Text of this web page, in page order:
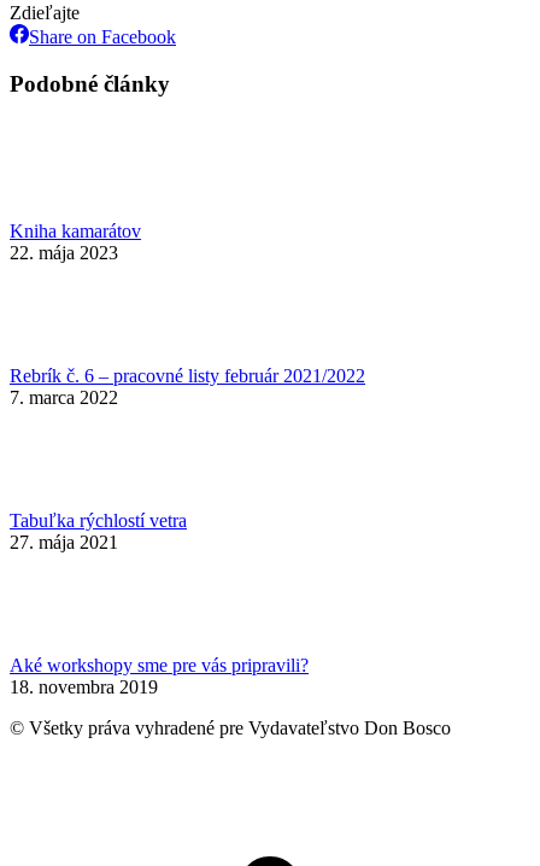
Zdieľajte
Share on FacebookShare
Podobné články
Kniha kamarátov
22. mája 2023
Rebrík č. 6 – pracovné listy február 2021/2022
7. marca 2022
Tabuľka rýchlostí vetra
27. mája 2021
Aké workshopy sme pre vás pripravili?
18. novembra 2019
© Všetky práva vyhradené pre Vydavateľstvo Don Bosco